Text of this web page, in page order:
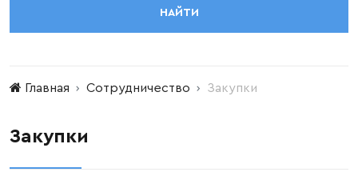
НАЙТИ
Главная Сотрудничество Закупки
Закупки